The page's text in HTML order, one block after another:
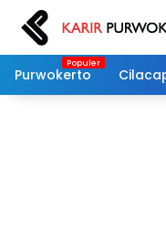
Langsung
konten
Purwokerto